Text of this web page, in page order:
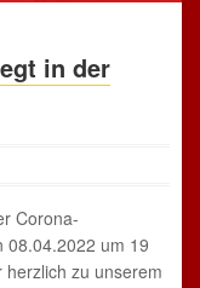
in der
Corona-
08.04.2022 um 19
zu unserem